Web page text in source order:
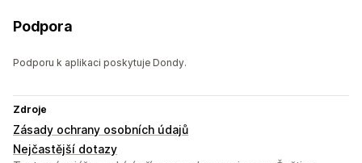
Podpora
Podporu k aplikaci poskytuje Dondy.
Zdroje
Zásady ochrany osobních údajů
Nejčastější dotazy